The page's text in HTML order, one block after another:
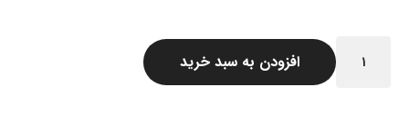
افزودن به سبد خرید